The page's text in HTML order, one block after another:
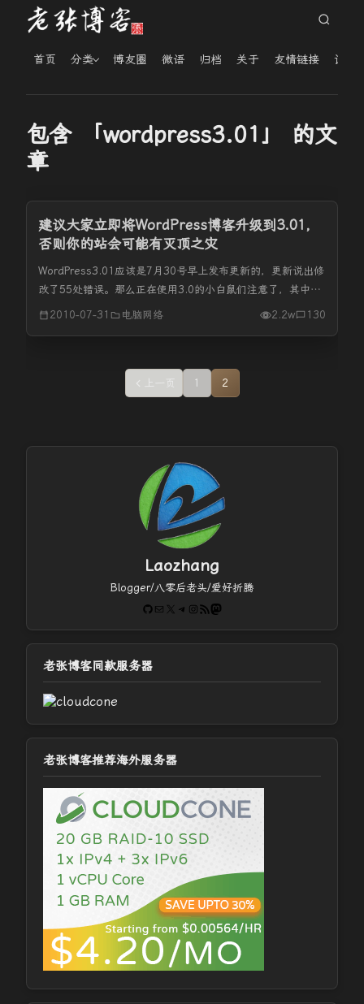
首页 分类 博友圈 微语 归档 关于 友情链接 读者
包含 「wordpress3.01」 的文
章
建议大家立即将WordPress博客升级到3.01，
否则你的站会可能有灭顶之灾
WordPress3.01应该是7月30号早上发布更新的，更新说出修
改了55处错误。那么正在使用3.0的小白鼠们注意了，其中有
一项修复是非常重要的。此处的BUG可能会造成收录减少或域
2010-07-31 电脑网络 2.2w 130
上一页 1 2
Laozhang
Blogger/八零后老头/爱好折腾
GitHub
电子邮件 X Telegram
Instagram
RSS FeedMastodon
老张博客同款服务器
老张博客推荐海外服务器